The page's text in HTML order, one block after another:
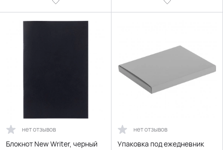
нет отзывов
Блокнот New Writer, черный
нет отзывов
Упаковка под ежедневник